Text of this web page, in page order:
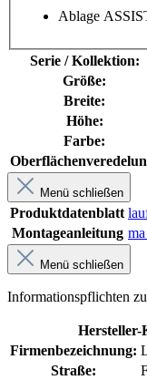
Ablage
Serie / Kollektion:
Größe:
Breite:
Höhe:
Farbe:
Menü schließen
Produktdatenblatt
Montageanleitung
Menü schließen
Informationspflichten
Hersteller-
Firmenbezeichnung:
Straße: